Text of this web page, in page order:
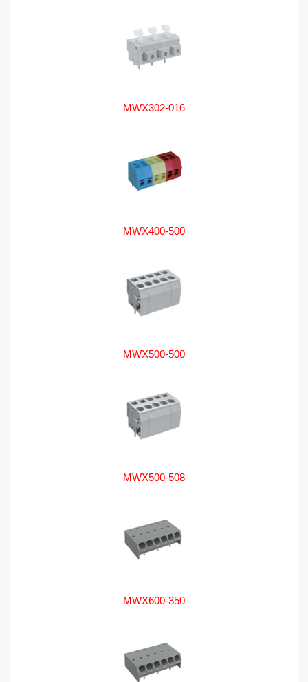
MWX302-016
MWX400-500
MWX500-500
MWX500-508
MWX600-350